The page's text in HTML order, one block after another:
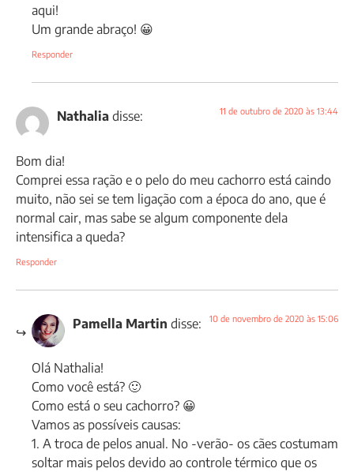
aqui!
Um grande abraço! 😀
Responder
Nathaliadisse: 11 de outubro de 2020 às 13:44
Bom dia!
Comprei essa ração e o pelo do meu cachorro está caindo
muito, não sei se tem ligação com a época do ano, que é
normal cair, mas sabe se algum componente dela
intensifica a queda?
Responder
Pamella Martin disse: 10 de novembro de 2020 às 15:06
Olá Nathalia!
Como você está? 🙂
Como está o seu cachorro? 😀
Vamos as possíveis causas:
1. A troca de pelos anual. No -verão- os cães costumam
soltar mais pelos devido ao controle térmico que os